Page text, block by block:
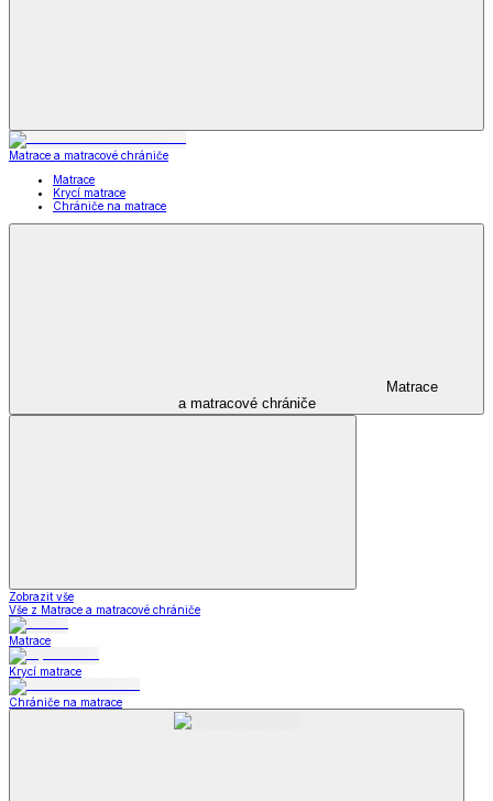
Matrace a matracové chrániče
Matrace
Krycí matrace
Chrániče na matrace
Matrace
a matracové chrániče
Zobrazit vše
Vše z Matrace a matracové chrániče
Matrace
Krycí matrace
Chrániče na matrace